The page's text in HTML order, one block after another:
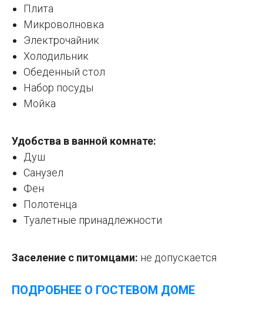
Плита
Микроволновка
Электрочайник
Холодильник
Обеденный стол
Набор посуды
Мойка
Удобства в ванной комнате:
Душ
Санузел
Фен
Полотенца
Туалетные принадлежности
Заселение с питомцами: не допускается
ПОДРОБНЕЕ О ГОСТЕВОМ ДОМЕ